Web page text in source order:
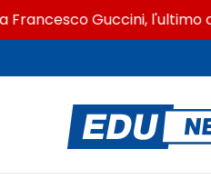
Guccini, l'ultimo